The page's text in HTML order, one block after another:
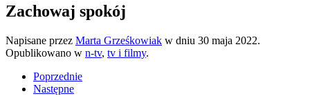
Zachowaj spokój
Napisane przez Marta Grześkowiak w dniu 30 maja 2022.
Opublikowano w n-tv, tv i filmy.
Poprzednie
Następne